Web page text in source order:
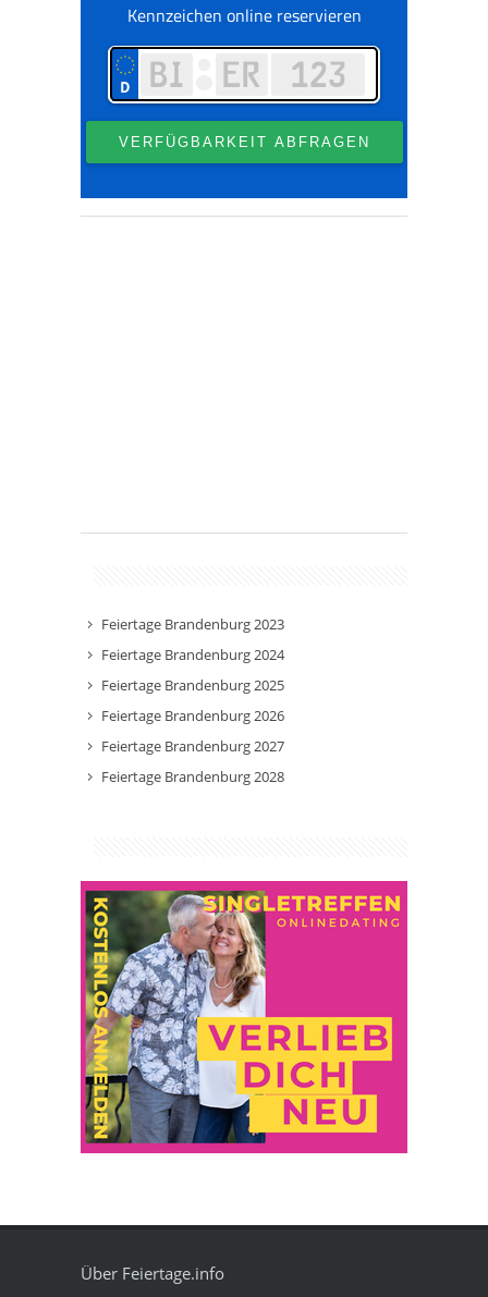
Feiertage Brandenburg 2023
Feiertage Brandenburg 2024
Feiertage Brandenburg 2025
Feiertage Brandenburg 2026
Feiertage Brandenburg 2027
Feiertage Brandenburg 2028
Über Feiertage.info